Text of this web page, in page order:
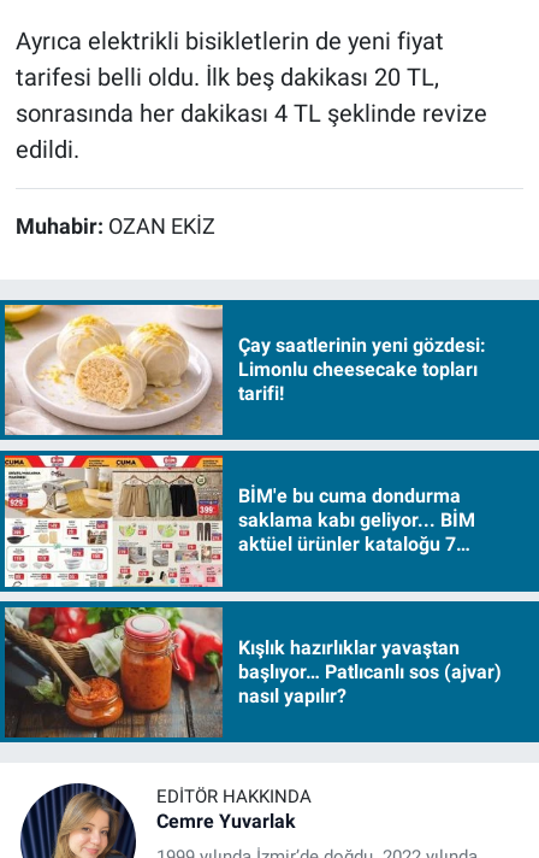
Ayrıca elektrikli bisikletlerin de yeni fiyat
tarifesi belli oldu. İlk beş dakikası 20 TL,
sonrasında her dakikası 4 TL şeklinde revize
edildi.
Muhabir: OZAN EKİZ
Çay saatlerinin yeni gözdesi:
Limonlu cheesecake topları
tarifi!
BİM'e bu cuma dondurma
saklama kabı geliyor... BİM
aktüel ürünler kataloğu 7
Kışlık hazırlıklar yavaştan
başlıyor… Patlıcanlı sos (ajvar)
nasıl yapılır?
EDITÖR HAKKINDA
Cemre Yuvarlak